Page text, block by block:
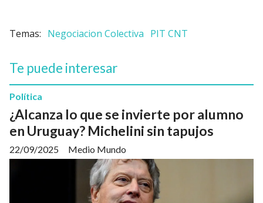
Negociacion Colectiva PIT CNT
Te puede interesar
¿Alcanza lo que se invierte por alumno
en Uruguay? Michelini sin tapujos
Medio Mundo
Política
22/09/2025